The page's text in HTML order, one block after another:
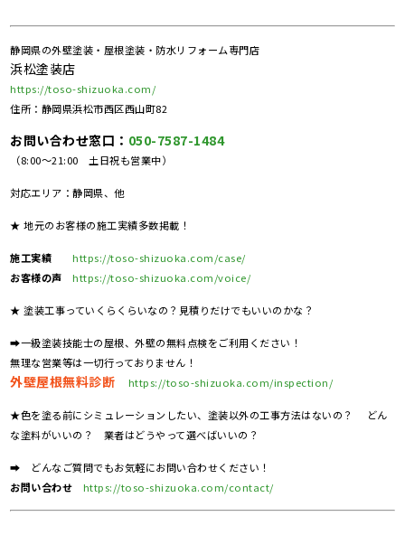
静岡県の外壁塗装・屋根塗装・防水リフォーム専門店
浜松塗装店
https://toso-shizuoka.com/
住所：静岡県浜松市西区西山町82
お問い合わせ窓口： 050-7587-1484
（8:00～21:00 土日祝も営業中）
対応エリア：静岡県、他
★ 地元のお客様の施工実績多数掲載！
施工実績
https://toso-shizuoka.com/case/
お客様の声
https://toso-shizuoka.com/voice/
★ 塗装工事っていくらくらいなの？見積りだけでもいいのかな？
➡一級塗装技能士の屋根、外壁の無料点検をご利用ください！
無理な営業等は一切行っておりません！
外壁屋根無料診断 https://toso-shizuoka.com/inspection/
★色を塗る前にシミュレーションしたい、塗装以外の工事方法はないの？ どん
な塗料がいいの？ 業者はどうやって選べばいいの？
➡ どんなご質問でもお気軽にお問い合わせください！
お問い合わせ
https://toso-shizuoka.com/contact/